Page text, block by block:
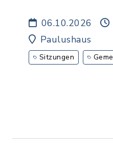
06.10.2026
Paulushaus
Sitzungen